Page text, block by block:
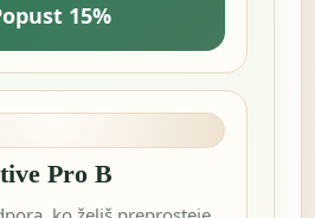
15%
Pro B